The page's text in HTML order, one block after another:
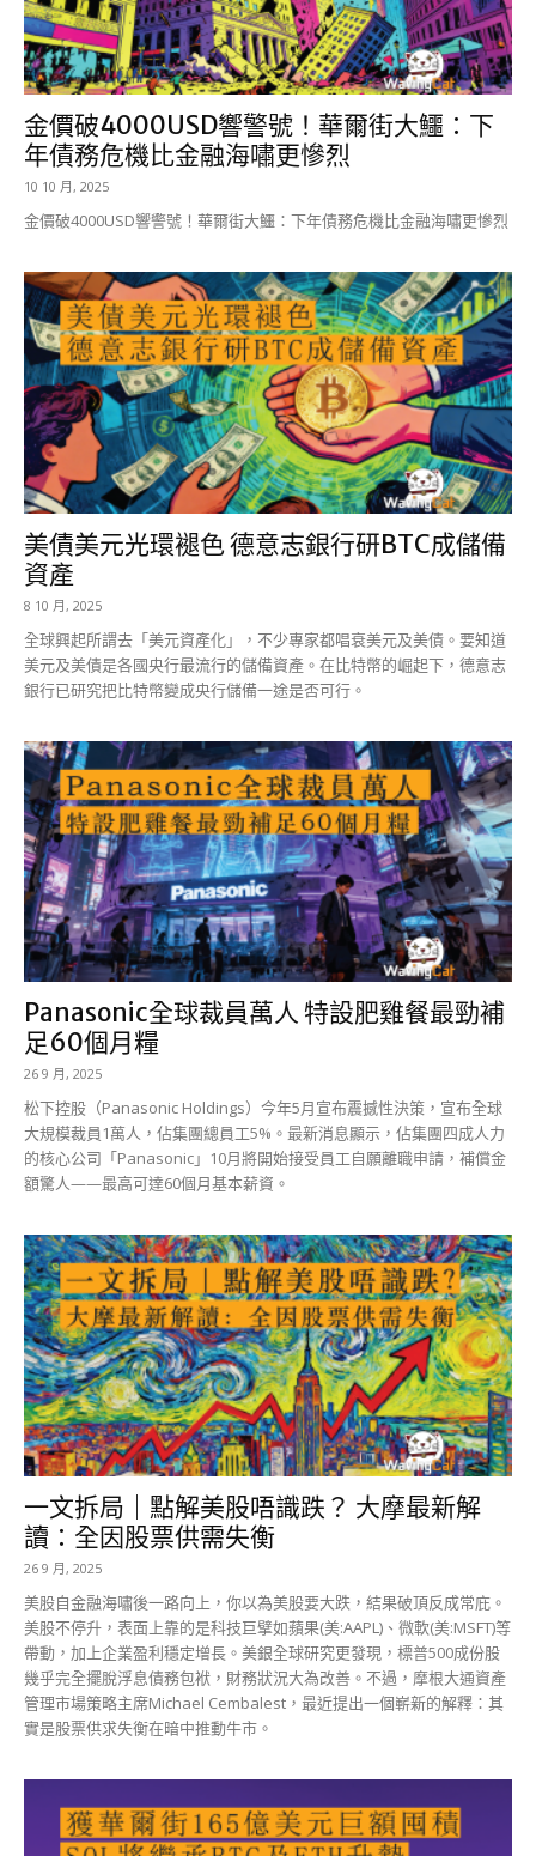
金價破4000USD響警號！華爾街大鱷：下
年債務危機比金融海嘯更慘烈
10 10 月, 2025
金價破4000USD響警號！華爾街大鱷：下年債務危機比金融海嘯更慘烈
美債美元光環褪色 德意志銀行研BTC成儲備
資產
8 10 月, 2025
全球興起所謂去「美元資產化」，不少專家都唱衰美元及美債。要知道
美元及美債是各國央行最流行的儲備資產。在比特幣的崛起下，德意志
銀行已研究把比特幣變成央行儲備一途是否可行。
Panasonic全球裁員萬人 特設肥雞餐最勁補
足60個月糧
26 9 月, 2025
松下控股（Panasonic Holdings）今年5月宣布震撼性決策，宣布全球
大規模裁員1萬人，佔集團總員工5%。最新消息顯示，佔集團四成人力
的核心公司「Panasonic」10月將開始接受員工自願離職申請，補償金
額驚人——最高可達60個月基本薪資。
一文拆局｜點解美股唔識跌？ 大摩最新解
讀：全因股票供需失衡
26 9 月, 2025
美股自金融海嘯後一路向上，你以為美股要大跌，結果破頂反成常庇。
美股不停升，表面上靠的是科技巨擘如蘋果(美:AAPL)、微軟(美:MSFT)等
帶動，加上企業盈利穩定增長。美銀全球研究更發現，標普500成份股
幾乎完全擺脫浮息債務包袱，財務狀況大為改善。不過，摩根大通資產
管理市場策略主席Michael Cembalest，最近提出一個嶄新的解釋：其
實是股票供求失衡在暗中推動牛市。